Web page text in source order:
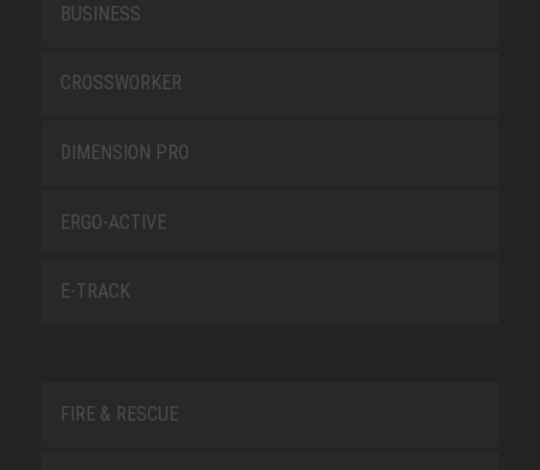
BUSINESS
CROSSWORKER
DIMENSION PRO
ERGO-ACTIVE
E-TRACK
FIRE & RESCUE